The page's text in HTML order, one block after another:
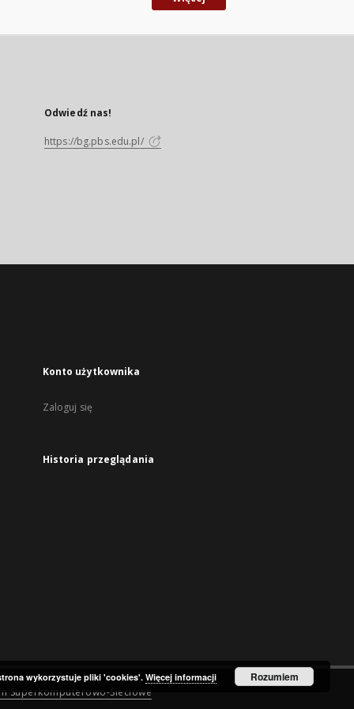
Odwiedź nas!
https://bg.pbs.edu.pl/
Konto użytkownika
Zaloguj się
Historia przeglądania
Superkomputerowo-Sieciowe
wykorzystuje pliki 'cookies'.Więcej informacji Rozumiem